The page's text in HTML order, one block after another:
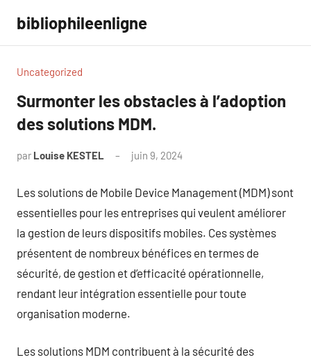
contenu
bibliophileenligne
Uncategorized
Surmonter les obstacles à l’adoption
des solutions MDM.
par Louise KESTEL juin 9, 2024
Les solutions de Mobile Device Management (MDM) sont
essentielles pour les entreprises qui veulent améliorer
la gestion de leurs dispositifs mobiles. Ces systèmes
présentent de nombreux bénéfices en termes de
sécurité, de gestion et d’efficacité opérationnelle,
rendant leur intégration essentielle pour toute
organisation moderne.
Les solutions MDM contribuent à la sécurité des